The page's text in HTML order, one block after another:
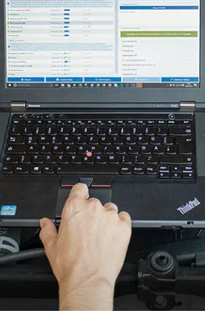
Lichtsteuerung links
Lichtsteuerung rechts
Motorsteuerung (EMS)
Motorsteuerung 2 (EMS)
Motorsteuerung 3 (EMS)
Multifunktionslenkrad
Radio
Regen-/Lichtsensor
Reifendruckkontrolle (RDK)
Schlüssellose
Seitenairbag vorne links
Seitenairbag vorne rechts
Servolenkung
Sitzelektronik Beifahrer
Sitzelektronik Fahrer
Soudsystemverstärker